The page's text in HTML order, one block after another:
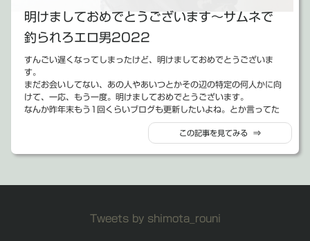
になるようならないような・・・
来年こそは、漫画をいっぱい書きたい。いや、まぢで。
【生活について】
で、最後に生活について。
これについても、相当いろんなことを経験できた。
間は、多分起こさない人間より少ないと思う。
裁判の流れとか、費用感などについてもいずれ漫画で描きたいなと思
ってるくらい貴重な経験だよ。二度としたくねえけどな。そもそもま
そもそも学校の事とか子どもを取り巻く環境とかその辺りの事も知り
離れてしまっている感じがある。
だから、チョッと厳しめに見ていこうと思ってた。
それでも「これはあああああああああああ！！」と言う人が来た場合
には、それはそれで、一緒に頑張っていこうじゃないか。会社の資産
だって多少はある。即倒産なんてことにはならないだろうて。
前置きが長くなったな。
そんな感じで、今日そのうちの1件の面接をした。
まぁ、ここまで書けば何となく分かるだろうけど、その「これはああ
ああああああああああああ！」な奴が来てしまったんだよ。しかも、
まず、そいつは日にちを間違えて、面接予定日の前日に、しかも約束
よりかなり早い時間にやってきた。その日オレは予定があって事務所
履歴書を見る。お世辞にも奇麗な字とは言えないガタガタの文字で書
2000年代に流行ったテキストサ
イトみたい
「侍魂」とか「バーチャネットアイドルちゆ」とか懐かしいな。「探
偵ファイル」も懐かしいな。MEGWINだけはまだ追ってるけど、大住
さんとかどうなったんだろう。
まぁいいや。そのくらい言いたい。声高にして言いたい。
死にはしてないけど、なんかビビるほど色んな事があった。
新作の小説を書く？
明けましておめでとうございます～サムネで
釣られろエロ男2022
すんごい遅くなってしまったけど、明けましておめでとうございま
す。
まだお会いしてない、あの人やあいつとかその辺の特定の何人かに向
けて、一応、もう一度。明けましておめでとうございます。
なんか昨年末もう1回くらいブログも更新したいよね。とか言ってた
と言う事で、昨年の振り返りと今年の目標位を軽く書いておこうかな
こう言うのを1年の計は1月にありって言うんだぜ。知っていたか。ワ
ただまぁ、なんか極ニュースチョクホーの方で、昨年1年間は、8コマ
この記事を見てみる ⇒
Tweets by shimota_rouni